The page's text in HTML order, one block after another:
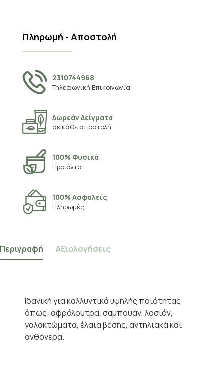
Πληρωμή - Αποστολή
2310744968
Τηλεφωνική Επικοινωνία
Δωρεάν Δείγματα
σε κάθε αποστολή
100% Φυσικά
Προϊόντα
100% Ασφαλείς
Πληρωμές
Περιγραφή Αξιολογήσεις
Ιδανική για καλλυντικά υψηλής ποιότητας
όπως: αφρόλουτρα, σαμπουάν, λοσιόν,
γαλακτώματα, έλαια βάσης, αντηλιακά και
ανθόνερα.